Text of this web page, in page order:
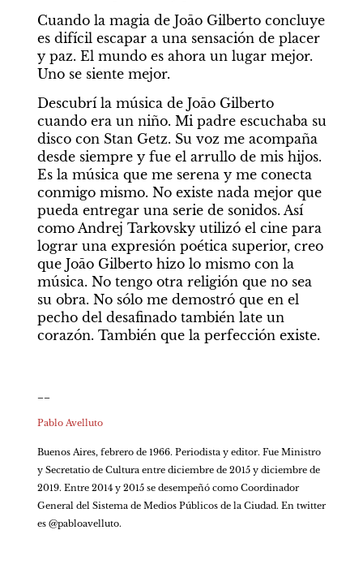
Cuando la magia de Joāo Gilberto concluye
es difícil escapar a una sensación de placer
y paz. El mundo es ahora un lugar mejor.
Uno se siente mejor.
Descubrí la música de Joāo Gilberto
cuando era un niño. Mi padre escuchaba su
disco con Stan Getz. Su voz me acompaña
desde siempre y fue el arrullo de mis hijos.
Es la música que me serena y me conecta
conmigo mismo. No existe nada mejor que
pueda entregar una serie de sonidos. Así
como Andrej Tarkovsky utilizó el cine para
lograr una expresión poética superior, creo
que Joāo Gilberto hizo lo mismo con la
música. No tengo otra religión que no sea
su obra. No sólo me demostró que en el
pecho del desafinado también late un
corazón. También que la perfección existe.
Pablo Avelluto
Buenos Aires, febrero de 1966. Periodista y editor. Fue Ministro
y Secretatio de Cultura entre diciembre de 2015 y diciembre de
2019. Entre 2014 y 2015 se desempeñó como Coordinador
General del Sistema de Medios Públicos de la Ciudad. En twitter
es @pabloavelluto.